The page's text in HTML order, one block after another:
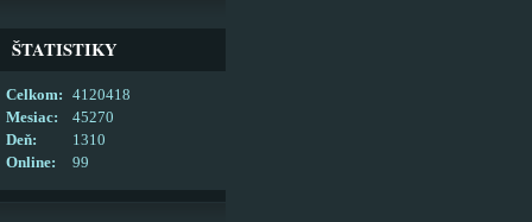
ŠTATISTIKY
Online: 99
Celkom:
4120418
Mesiac:
45270
Deň:
1310